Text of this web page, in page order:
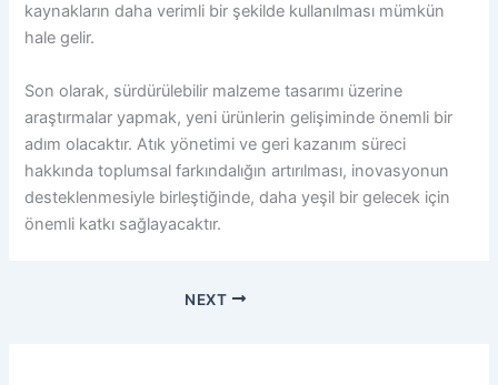
kaynakların daha verimli bir şekilde kullanılması mümkün
hale gelir.
Son olarak, sürdürülebilir malzeme tasarımı üzerine
araştırmalar yapmak, yeni ürünlerin gelişiminde önemli bir
adım olacaktır. Atık yönetimi ve geri kazanım süreci
hakkında toplumsal farkındalığın artırılması, inovasyonun
desteklenmesiyle birleştiğinde, daha yeşil bir gelecek için
önemli katkı sağlayacaktır.
NEXT